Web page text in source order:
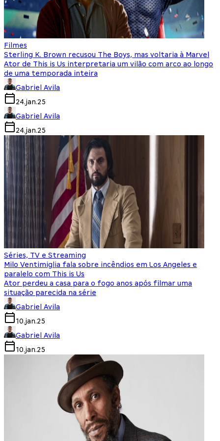
Filmes
Sterling K. Brown recusou The Boys, mas voltaria à Marvel
Ator de This is Us interpretaria um vilão com arco ao longo
de uma temporada inteira
Gabriel Avila
24.jan.25
Gabriel Avila
24.jan.25
Séries, TV e Streaming
Milo Ventimiglia fala sobre incêndios em Los Angeles e
paralelo com This is Us
Ator perdeu a casa para o fogo anos após filmar uma
situação parecida na série
Gabriel Avila
10.jan.25
Gabriel Avila
10.jan.25